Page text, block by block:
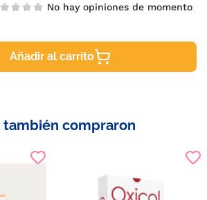
No hay opiniones de momento
Añadir al carrito
compraron